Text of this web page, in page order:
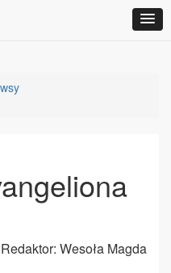
Redaktor: Wesoła Magda